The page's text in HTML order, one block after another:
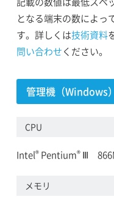
となる端末の数によっ
す。詳しくは技術資料
問い合わせください。
管理機（Windows
CPU
Intel®Pentium®Ⅲ
メモリ